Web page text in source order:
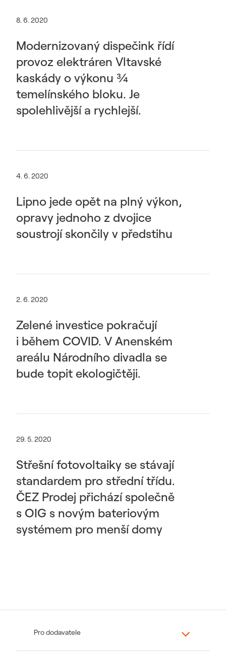
8. 6. 2020
Modernizovaný dispečink řídí
provoz elektráren Vltavské
kaskády o výkonu ¾
temelínského bloku. Je
spolehlivější a rychlejší.
4. 6. 2020
Lipno jede opět na plný výkon,
opravy jednoho z dvojice
soustrojí skončily v předstihu
2. 6. 2020
Zelené investice pokračují
i během COVID. V Anenském
areálu Národního divadla se
bude topit ekologičtěji.
29. 5. 2020
Střešní fotovoltaiky se stávají
standardem pro střední třídu.
ČEZ Prodej přichází společně
s OIG s novým bateriovým
systémem pro menší domy
Pro dodavatele